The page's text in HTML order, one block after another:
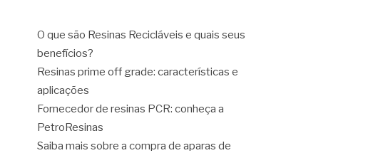
O que são Resinas Recicláveis e quais seus
benefícios?
Resinas prime off grade: características e
aplicações
Fornecedor de resinas PCR: conheça a
PetroResinas
Saiba mais sobre a compra de aparas de